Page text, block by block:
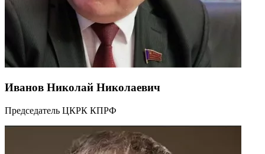
Иванов Николай Николаевич
Председатель ЦКРК КПРФ